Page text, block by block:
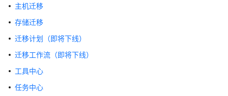
入
门
用
户
南
主机迁移
存储迁移
迁移计划（即将下线）
迁移工作流（即将下线）
工具中心
任务中心